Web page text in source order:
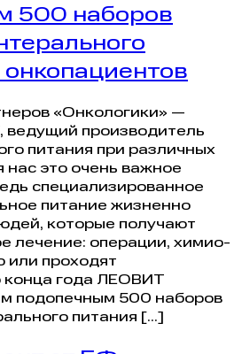
500 наборов
«Онкологики» —
производитель
питания при различных
нас это очень важное
специализированное
питание жизненно
которые получают
лечение: операции, химио-
или проходят
конца года ЛЕОВИТ
подопечным 500 наборов
питания […]